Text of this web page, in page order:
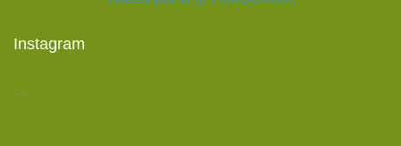
Instagram
…